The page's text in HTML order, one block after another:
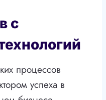
с
процессов
успеха в